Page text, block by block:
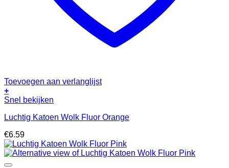
Toevoegen aan verlanglijst
+
Snel bekijken
Luchtig Katoen Wolk Fluor Orange
€6.59